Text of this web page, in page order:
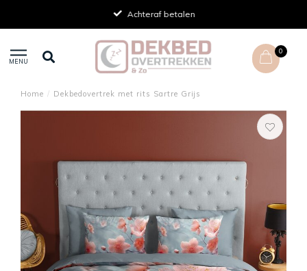
Achteraf betalen
MENU
0
Home / Dekbedovertrek met rits Sartre Grijs